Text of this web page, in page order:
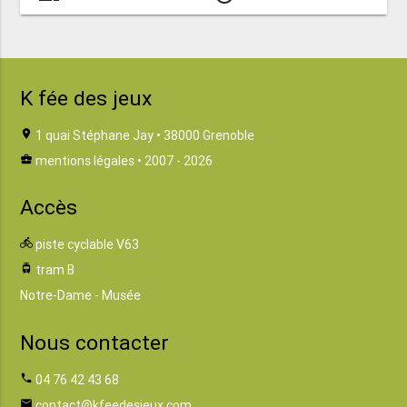
K fée des jeux
location_on 1 quai Stéphane Jay • 38000 Grenoble
business_center mentions légales • 2007 - 2026
Accès
directions_bike piste cyclable V63
tram tram B
Notre-Dame - Musée
Nous contacter
phone 04 76 42 43 68
email